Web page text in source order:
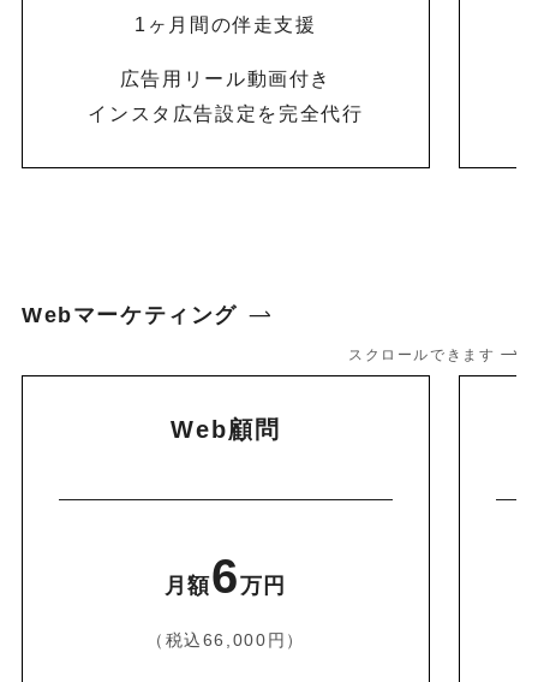
1ヶ月間の伴走支援
広告用リール動画付き
インスタ広告設定を完全代行
Webマーケティング
スクロールできます
Web顧問
月額6万円
（税込66,000円）